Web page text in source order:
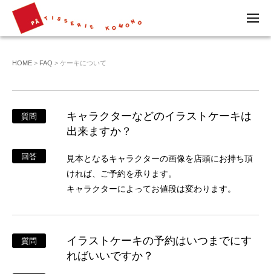
EN
HOME > FAQ > ケーキについて
質問
キャラクターなどのイラストケーキは
出来ますか？
回答
見本となるキャラクターの画像を店頭にお持ち頂
ければ、ご予約を承ります。
キャラクターによってお値段は変わります。
質問
イラストケーキの予約はいつまでにす
ればいいですか？